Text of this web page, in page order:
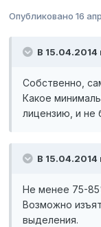
Опубликовано 16
В 15.04.2014
Собственно,
Какое
лицензию, и не
В 15.04.2014
Не менее 75-
Возможно
выделения.